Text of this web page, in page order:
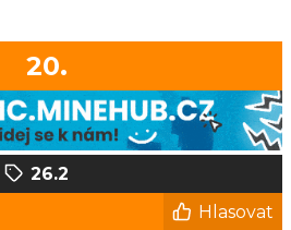
20.
26.2
Hlasovat